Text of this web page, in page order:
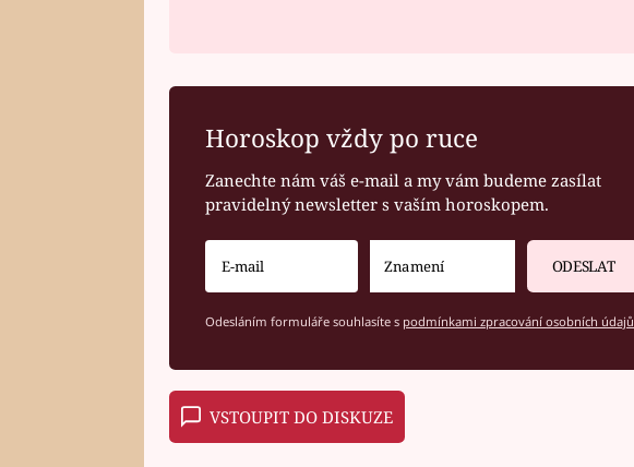
Horoskop vždy po ruce
Zanechte nám váš e-mail a my vám budeme zasílat
pravidelný newsletter s vaším horoskopem.
ODESLAT
Odesláním formuláře souhlasíte s podmínkami zpracování osobních údajů
VSTOUPIT DO DISKUZE